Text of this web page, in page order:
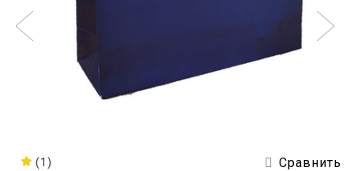
(1)
Сравнить